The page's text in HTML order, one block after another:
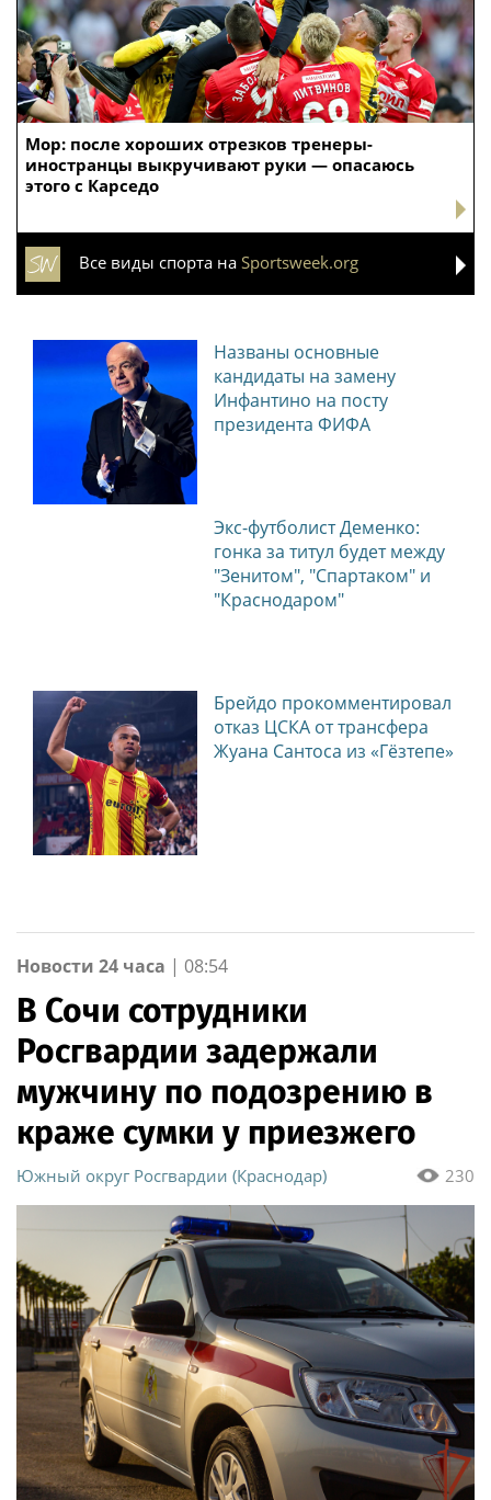
Мор: после хороших отрезков тренеры-
иностранцы выкручивают руки — опасаюсь
этого с Карседо
Все виды спорта на Sportsweek.org
Названы основные
кандидаты на замену
Инфантино на посту
президента ФИФА
Экс-футболист Деменко:
гонка за титул будет между
"Зенитом", "Спартаком" и
"Краснодаром"
Брейдо прокомментировал
отказ ЦСКА от трансфера
Жуана Сантоса из «Гёзтепе»
Новости 24 часа | 08:54
В Сочи сотрудники
Росгвардии задержали
мужчину по подозрению в
краже сумки у приезжего
230
Южный округ Росгвардии (Краснодар)